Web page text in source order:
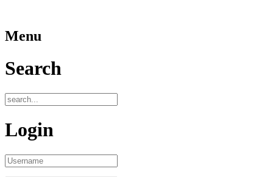
Menu
Search
Login